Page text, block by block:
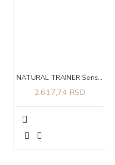
NATURAL TRAINER Sensitive no gluten sa pačetinom za odrasle pse srednjih i velikih rasa 3kg
2.617,74 RSD